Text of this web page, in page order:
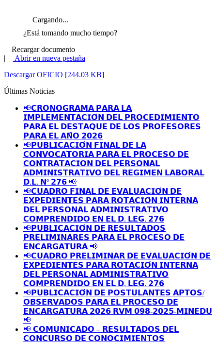
Cargando...
¿Está tomando mucho tiempo?
Recargar documento
|
Abrir en nueva pestaña
Descargar OFICIO [244.03 KB]
Últimas Noticias
📢𝗖𝗥𝗢𝗡𝗢𝗚𝗥𝗔𝗠𝗔 𝗣𝗔𝗥𝗔 𝗟𝗔
𝗜𝗠𝗣𝗟𝗘𝗠𝗘𝗡𝗧𝗔𝗖𝗜𝗢́𝗡 𝗗𝗘𝗟 𝗣𝗥𝗢𝗖𝗘𝗗𝗜𝗠𝗜𝗘𝗡𝗧𝗢
𝗣𝗔𝗥𝗔 𝗘𝗟 𝗗𝗘𝗦𝗧𝗔𝗤𝗨𝗘 𝗗𝗘 𝗟𝗢𝗦 𝗣𝗥𝗢𝗙𝗘𝗦𝗢𝗥𝗘𝗦
𝗣𝗔𝗥𝗔 𝗘𝗟 𝗔𝗡̃𝗢 𝟮𝟬𝟮𝟲
📢𝗣𝗨𝗕𝗟𝗜𝗖𝗔𝗖𝗜𝗢́𝗡 𝗙𝗜𝗡𝗔𝗟 𝗗𝗘 𝗟𝗔
𝗖𝗢𝗡𝗩𝗢𝗖𝗔𝗧𝗢𝗥𝗜𝗔 𝗣𝗔𝗥𝗔 𝗘𝗟 𝗣𝗥𝗢𝗖𝗘𝗦𝗢 𝗗𝗘
𝗖𝗢𝗡𝗧𝗥𝗔𝗧𝗔𝗖𝗜𝗢𝗡 𝗗𝗘𝗟 𝗣𝗘𝗥𝗦𝗢𝗡𝗔𝗟
𝗔𝗗𝗠𝗜𝗡𝗜𝗦𝗧𝗥𝗔𝗧𝗜𝗩𝗢 𝗗𝗘𝗟 𝗥𝗘𝗚𝗜𝗠𝗘𝗡 𝗟𝗔𝗕𝗢𝗥𝗔𝗟
𝗗.𝗟. 𝗡º 𝟮𝟳𝟲 📢
📢𝗖𝗨𝗔𝗗𝗥𝗢 𝗙𝗜𝗡𝗔𝗟 𝗗𝗘 𝗘𝗩𝗔𝗟𝗨𝗔𝗖𝗜𝗢́𝗡 𝗗𝗘
𝗘𝗫𝗣𝗘𝗗𝗜𝗘𝗡𝗧𝗘𝗦 𝗣𝗔𝗥𝗔 𝗥𝗢𝗧𝗔𝗖𝗜𝗢́𝗡 𝗜𝗡𝗧𝗘𝗥𝗡𝗔
𝗗𝗘𝗟 𝗣𝗘𝗥𝗦𝗢𝗡𝗔𝗟 𝗔𝗗𝗠𝗜𝗡𝗜𝗦𝗧𝗥𝗔𝗧𝗜𝗩𝗢
𝗖𝗢𝗠𝗣𝗥𝗘𝗡𝗗𝗜𝗗𝗢 𝗘𝗡 𝗘𝗟 𝗗. 𝗟𝗘𝗚. 𝟮𝟳𝟲
📢𝗣𝗨𝗕𝗟𝗜𝗖𝗔𝗖𝗜𝗢́𝗡 𝗗𝗘 𝗥𝗘𝗦𝗨𝗟𝗧𝗔𝗗𝗢𝗦
𝗣𝗥𝗘𝗟𝗜𝗠𝗜𝗡𝗔𝗥𝗘𝗦 𝗣𝗔𝗥𝗔 𝗘𝗟 𝗣𝗥𝗢𝗖𝗘𝗦𝗢 𝗗𝗘
𝗘𝗡𝗖𝗔𝗥𝗚𝗔𝗧𝗨𝗥𝗔 📢
📢𝗖𝗨𝗔𝗗𝗥𝗢 𝗣𝗥𝗘𝗟𝗜𝗠𝗜𝗡𝗔𝗥 𝗗𝗘 𝗘𝗩𝗔𝗟𝗨𝗔𝗖𝗜𝗢́𝗡 𝗗𝗘
𝗘𝗫𝗣𝗘𝗗𝗜𝗘𝗡𝗧𝗘𝗦 𝗣𝗔𝗥𝗔 𝗥𝗢𝗧𝗔𝗖𝗜𝗢́𝗡 𝗜𝗡𝗧𝗘𝗥𝗡𝗔
𝗗𝗘𝗟 𝗣𝗘𝗥𝗦𝗢𝗡𝗔𝗟 𝗔𝗗𝗠𝗜𝗡𝗜𝗦𝗧𝗥𝗔𝗧𝗜𝗩𝗢
𝗖𝗢𝗠𝗣𝗥𝗘𝗡𝗗𝗜𝗗𝗢 𝗘𝗡 𝗘𝗟 𝗗. 𝗟𝗘𝗚. 𝟮𝟳𝟲
📢𝗣𝗨𝗕𝗟𝗜𝗖𝗔𝗖𝗜𝗢́𝗡 𝗗𝗘 𝗣𝗢𝗦𝗧𝗨𝗟𝗔𝗡𝗧𝗘𝗦 𝗔𝗣𝗧𝗢𝗦/
𝗢𝗕𝗦𝗘𝗥𝗩𝗔𝗗𝗢𝗦 𝗣𝗔𝗥𝗔 𝗘𝗟 𝗣𝗥𝗢𝗖𝗘𝗦𝗢 𝗗𝗘
𝗘𝗡𝗖𝗔𝗥𝗚𝗔𝗧𝗨𝗥𝗔 𝟮𝟬𝟮𝟲 𝗥𝗩𝗠 𝟬𝟵𝟴-𝟮𝟬𝟮𝟱-𝗠𝗜𝗡𝗘𝗗𝗨
📢
📢 𝗖𝗢𝗠𝗨𝗡𝗜𝗖𝗔𝗗𝗢 – 𝗥𝗘𝗦𝗨𝗟𝗧𝗔𝗗𝗢𝗦 𝗗𝗘𝗟
𝗖𝗢𝗡𝗖𝗨𝗥𝗦𝗢 𝗗𝗘 𝗖𝗢𝗡𝗢𝗖𝗜𝗠𝗜𝗘𝗡𝗧𝗢𝗦